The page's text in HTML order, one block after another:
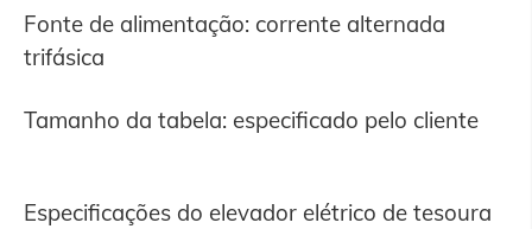
Fonte de alimentação: corrente alternada
trifásica
Tamanho da tabela: especificado pelo cliente
Especificações do elevador elétrico de tesoura